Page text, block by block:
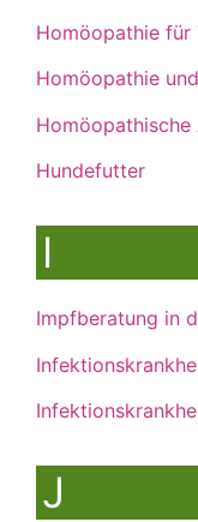
Homöopathie für
Homöopathie
Homöopathische
Hundefutter
I
Impfberatung in
J